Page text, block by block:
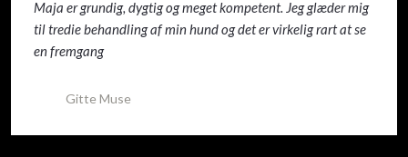
Maja er grundig, dygtig og meget kompetent. Jeg glæder mig
til tredie behandling af min hund og det er virkelig rart at se
en fremgang
Gitte Muse